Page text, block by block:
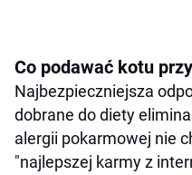
Co podawać kotu
Najbezpieczniejsza
dobrane do diety
alergii pokarmowej nie
"najlepszej karmy z